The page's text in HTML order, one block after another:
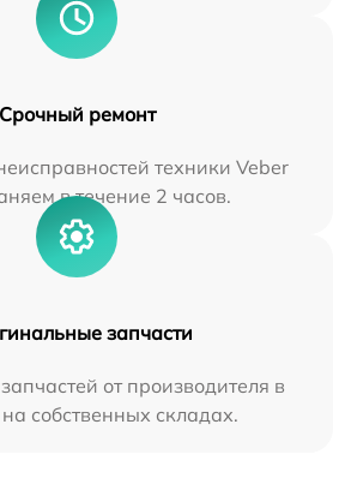
Срочный ремонт
техники Veber
в течение 2 часов.
запчасти
от производителя в
собственных складах.